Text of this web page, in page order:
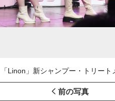
「Linon」新シャンプー・トリー
前の写真